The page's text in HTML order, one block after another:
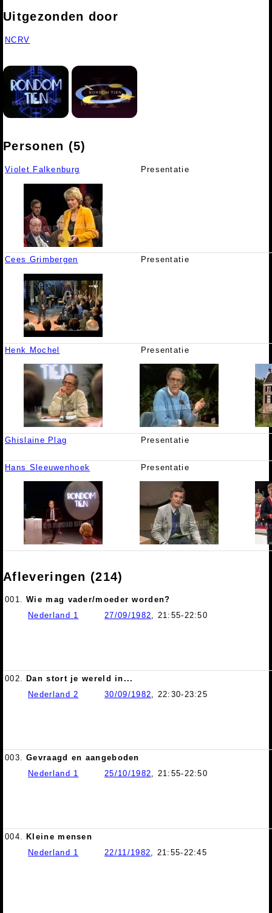
Uitgezonden door
NCRV
Personen (5)
Violet Falkenburg Presentatie
Cees Grimbergen Presentatie
Henk Mochel Presentatie
Ghislaine Plag Presentatie
Hans Sleeuwenhoek Presentatie
Afleveringen (214)
001. Wie mag vader/moeder worden?
Nederland 1
27/09/1982, 21:55-22:50
002. Dan stort je wereld in...
Nederland 2
30/09/1982, 22:30-23:25
003. Gevraagd en aangeboden
Nederland 1
25/10/1982, 21:55-22:50
004. Kleine mensen
Nederland 1
22/11/1982, 21:55-22:45